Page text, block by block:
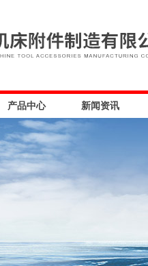
产品中心 新闻资讯